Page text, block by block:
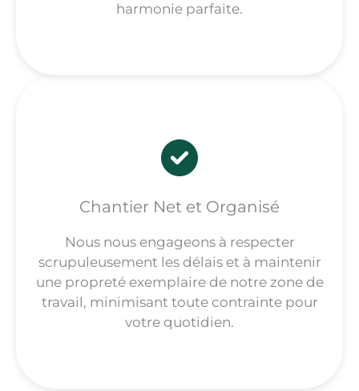
harmonie parfaite.
Chantier Net et Organisé
Nous nous engageons à respecter
scrupuleusement les délais et à maintenir
une propreté exemplaire de notre zone de
travail, minimisant toute contrainte pour
votre quotidien.